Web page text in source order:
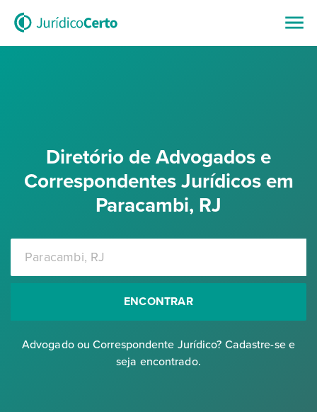
Diretório de Advogados e
Correspondentes Jurídicos em
Paracambi, RJ
ENCONTRAR
Advogado ou Correspondente Jurídico? Cadastre-se e
seja encontrado.